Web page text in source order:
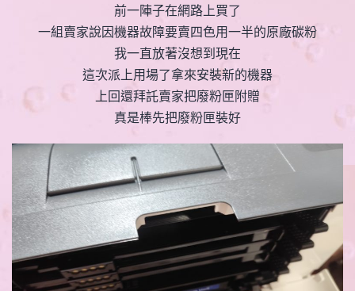
前一陣子在網路上買了
一組賣家說因機器故障要賣四色用一半的原廠碳粉
我一直放著沒想到現在
這次派上用場了拿來安裝新的機器
上回還拜託賣家把廢粉匣附贈
真是棒先把廢粉匣裝好